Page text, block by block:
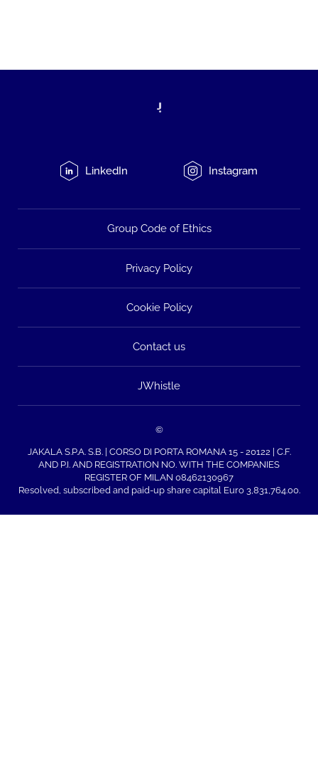
LinkedIn Instagram
Group Code of Ethics
Privacy Policy
Cookie Policy
Contact us
JWhistle
©
JAKALA S.P.A. S.B. | CORSO DI PORTA ROMANA 15 - 20122 | C.F.
AND P.I. AND REGISTRATION NO. WITH THE COMPANIES
REGISTER OF MILAN 08462130967
Resolved, subscribed and paid-up share capital Euro 3,831,764.00.